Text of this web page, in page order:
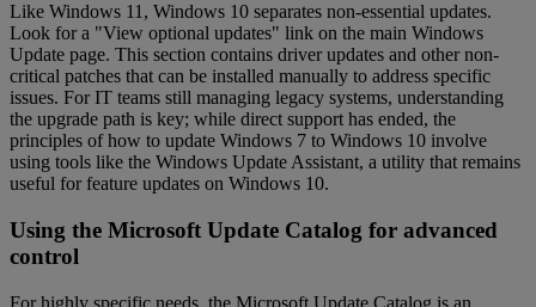
Like Windows 11, Windows 10 separates non-essential updates.
Look for a "View optional updates" link on the main Windows
Update page. This section contains driver updates and other non-
critical patches that can be installed manually to address specific
issues. For IT teams still managing legacy systems, understanding
the upgrade path is key; while direct support has ended, the
principles of how to update Windows 7 to Windows 10 involve
using tools like the Windows Update Assistant, a utility that remains
useful for feature updates on Windows 10.
Using the Microsoft Update Catalog for advanced
control
For highly specific needs, the Microsoft Update Catalog is an